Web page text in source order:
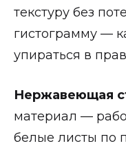
текстуру без
гистограмму —
упираться в
Нержавеющая
материал —
белые листы по